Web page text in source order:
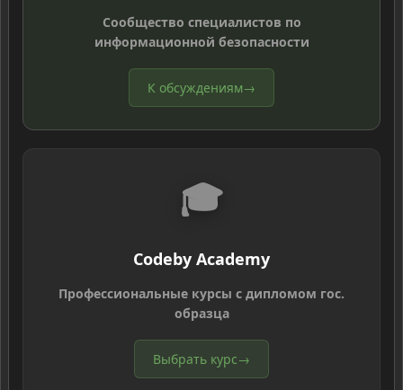
Сообщество специалистов по
информационной безопасности
К обсуждениям→
🎓
Codeby Academy
Профессиональные курсы с дипломом гос.
образца
Выбрать курс→